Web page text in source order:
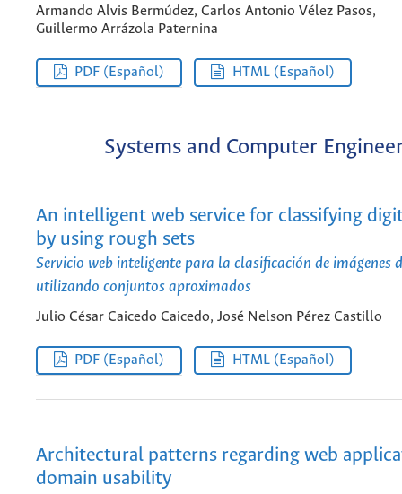
Armando Alvis Bermúdez, Carlos Antonio Vélez Pasos,
Guillermo Arrázola Paternina
PDF (Español) HTML (Español)
Systems and Computer
An intelligent web service for classifying
by using rough sets
Servicio web inteligente para la clasificación de imágenes
utilizando conjuntos aproximados
Julio César Caicedo Caicedo, José Nelson Pérez Castillo
PDF (Español) HTML (Español)
Architectural patterns regarding web
domain usability